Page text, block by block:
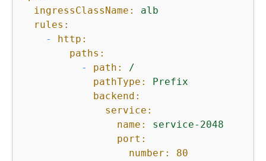
ingressClassName:
alb
rules:
-
http:
paths:
-
path:
/
pathType:
Prefix
backend:
service:
name:
service-2048
port:
number:
80